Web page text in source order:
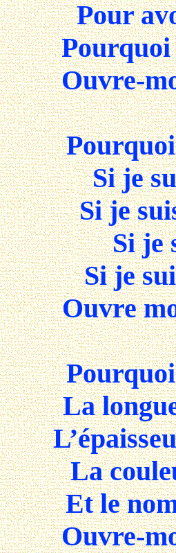
Pour
Pourquoi
Ouvre-
Si je
Si je
Si je
Si je
Ouvre
La
La
Et le
Ouvre-